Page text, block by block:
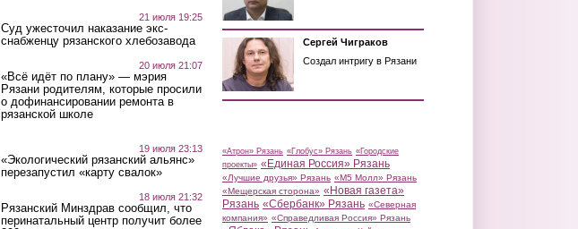
21 июля 19:25
Суд ужесточил наказание экс-
снабженцу рязанского хлебозавода
20 июля 21:07
«Всё идёт по плану» — мэрия
Рязани родителям, которые просили
о дофинансировании ремонта в
рязанской школе
19 июля 23:13
«Экологический рязанский альянс»
перезапустил «карту свалок»
18 июля 21:32
Рязанский Минздрав сообщил, что
перинатальный центр получит более
Сергей Чиграков
Создал интригу в Рязани
«Атрон» Рязань «Глобус» Рязань «Городские
проекты» «Единая Россия» Рязань
«Лучшие друзья» Рязань «М5 Молл» Рязань
«Мещерская сторона» «Новая газета»
Рязань «Сбербанк» Рязань «Северная
компания» «Справедливая Россия» Рязань